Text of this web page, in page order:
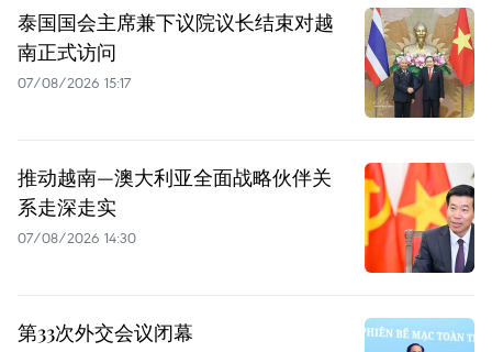
泰国国会主席兼下议院议长结束对越
南正式访问
07/08/2026 15:17
推动越南—澳大利亚全面战略伙伴关
系走深走实
07/08/2026 14:30
第33次外交会议闭幕